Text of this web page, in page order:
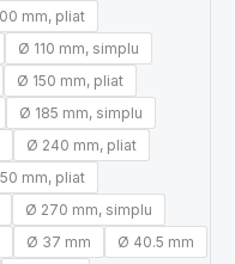
mm, pliat
Ø 110 mm, simplu
Ø 150 mm, pliat
Ø 185 mm, simplu
Ø 240 mm, pliat
mm, pliat
Ø 270 mm, simplu
Ø 37 mm
Ø 40.5 mm